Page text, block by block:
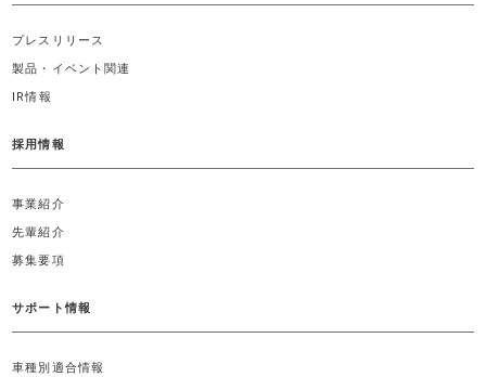
プレスリリース
製品・イベント関連
IR情報
採用情報
事業紹介
先輩紹介
募集要項
サポート情報
車種別適合情報